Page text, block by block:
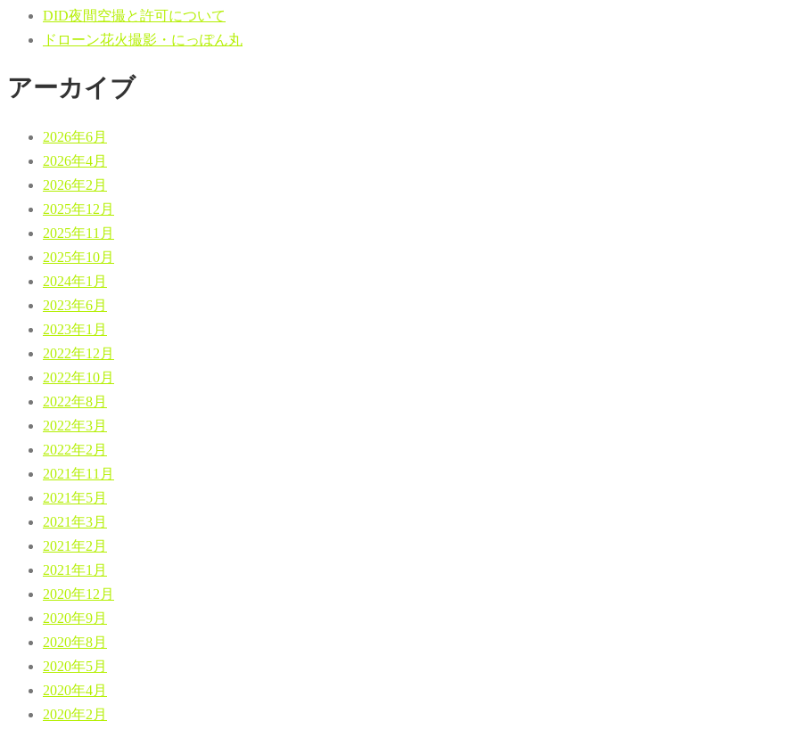
DID夜間空撮と許可について
ドローン花火撮影・にっぽん丸
アーカイブ
2026年6月
2026年4月
2026年2月
2025年12月
2025年11月
2025年10月
2024年1月
2023年6月
2023年1月
2022年12月
2022年10月
2022年8月
2022年3月
2022年2月
2021年11月
2021年5月
2021年3月
2021年2月
2021年1月
2020年12月
2020年9月
2020年8月
2020年5月
2020年4月
2020年2月